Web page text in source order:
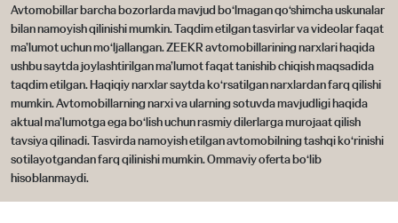
Avtomobillar barcha bozorlarda mavjud bo‘lmagan qo‘shimcha uskunalar
bilan namoyish qilinishi mumkin. Taqdim etilgan tasvirlar va videolar faqat
ma’lumot uchun mo‘ljallangan. ZEEKR avtomobillarining narxlari haqida
ushbu saytda joylashtirilgan ma’lumot faqat tanishib chiqish maqsadida
taqdim etilgan. Haqiqiy narxlar saytda ko‘rsatilgan narxlardan farq qilishi
mumkin. Avtomobillarning narxi va ularning sotuvda mavjudligi haqida
aktual ma’lumotga ega bo‘lish uchun rasmiy dilerlarga murojaat qilish
tavsiya qilinadi. Tasvirda namoyish etilgan avtomobilning tashqi ko‘rinishi
sotilayotgandan farq qilinishi mumkin. Ommaviy oferta bo‘lib
hisoblanmaydi.